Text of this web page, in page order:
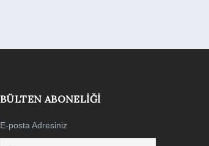
BÜLTEN ABONELIĞI
E-posta Adresiniz